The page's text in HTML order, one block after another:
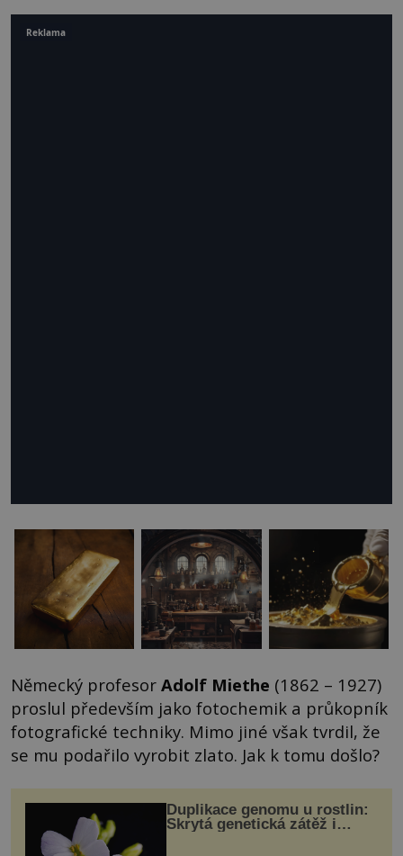
Německý profesor Adolf Miethe (1862 – 1927)
proslul především jako fotochemik a průkopník
fotografické techniky. Mimo jiné však tvrdil, že
se mu podařilo vyrobit zlato. Jak k tomu došlo?
Duplikace genomu u rostlin:
Skrytá genetická zátěž i
Reklama